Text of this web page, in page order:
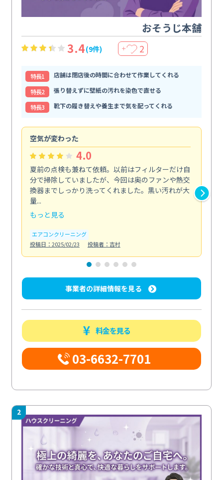
おそうじ本舗
3.4(9件) ＋ 2
特⻑1
店舗は閉店後の時間に合わせて作業してくれる
特⻑2
張り替えずに壁紙の汚れを染色で直せる
特⻑3
靴下の履き替えや養生まで気を配ってくれる
空気が変わった
4.0
夏前の点検も兼ねて依頼。以前はフィルターだけ自
分で掃除していましたが、今回は奥のファンや熱交
換器までしっかり洗ってくれました。黒い汚れが大
量...
もっと見る
エアコンクリーニング
投稿日：2025/02/23
投稿者：吉村
事業者の詳細情報を見る
料金を見る
03-6632-7701
2